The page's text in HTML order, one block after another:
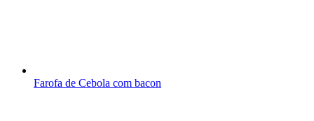
Farofa de Cebola com bacon